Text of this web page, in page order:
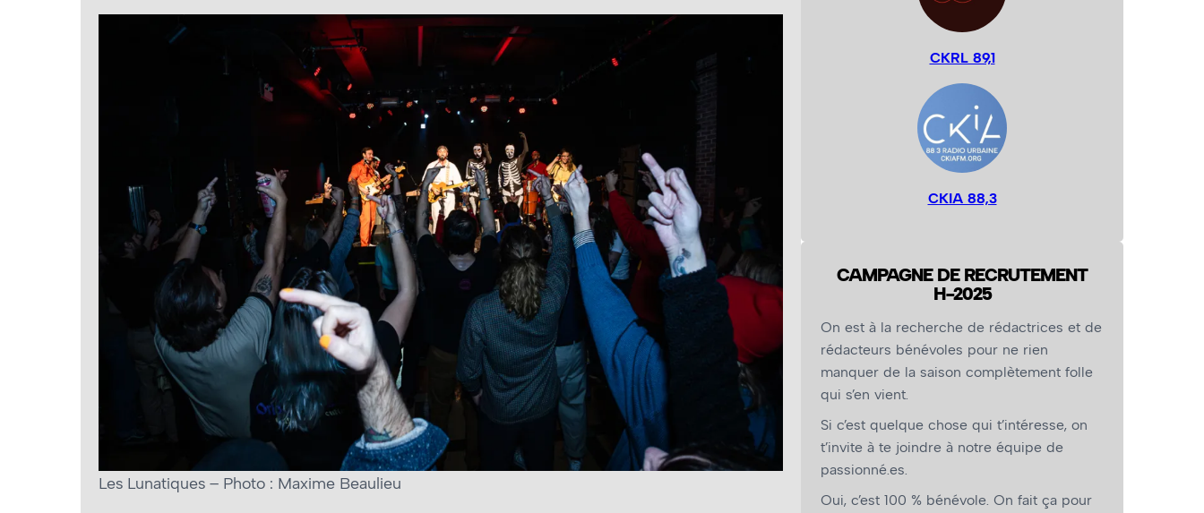
Les Lunatiques – Photo : Maxime Beaulieu
CKRL 89,1
CKIA 88,3
CAMPAGNE DE RECRUTEMENT
H-2025
On est à la recherche de rédactrices et de
rédacteurs bénévoles pour ne rien
manquer de la saison complètement folle
qui s’en vient.
Si c’est quelque chose qui t’intéresse, on
t’invite à te joindre à notre équipe de
passionné.es.
Oui, c’est 100 % bénévole. On fait ça pour